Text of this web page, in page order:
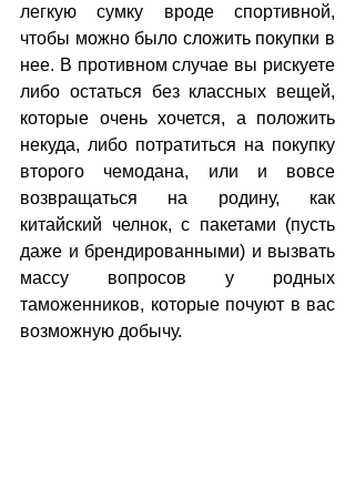
легкую сумку вроде спортивной,
чтобы можно было сложить покупки в
нее. В противном случае вы рискуете
либо остаться без классных вещей,
которые очень хочется, а положить
некуда, либо потратиться на покупку
второго чемодана, или и вовсе
возвращаться на родину, как
китайский челнок, с пакетами (пусть
даже и брендированными) и вызвать
массу вопросов у родных
таможенников, которые почуют в вас
возможную добычу.